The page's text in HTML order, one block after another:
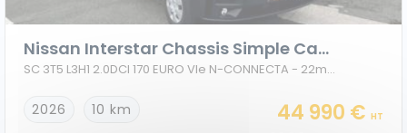
Nissan Interstar Chassis Simple Cabine
SC 3T5 L3H1 2.0DCI 170 EURO VIe N-CONNECTA - 22m3 HAYON + PORTE LAT
2026 10 km 44 990 € HT